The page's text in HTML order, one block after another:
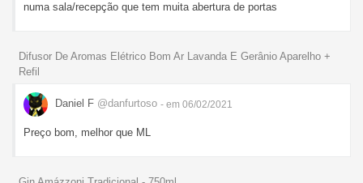
numa sala/recepção que tem muita abertura de portas
Difusor De Aromas Elétrico Bom Ar Lavanda E Gerânio Aparelho +
Refil
Daniel F @danfurtoso - em 06/02/2021
Preço bom, melhor que ML